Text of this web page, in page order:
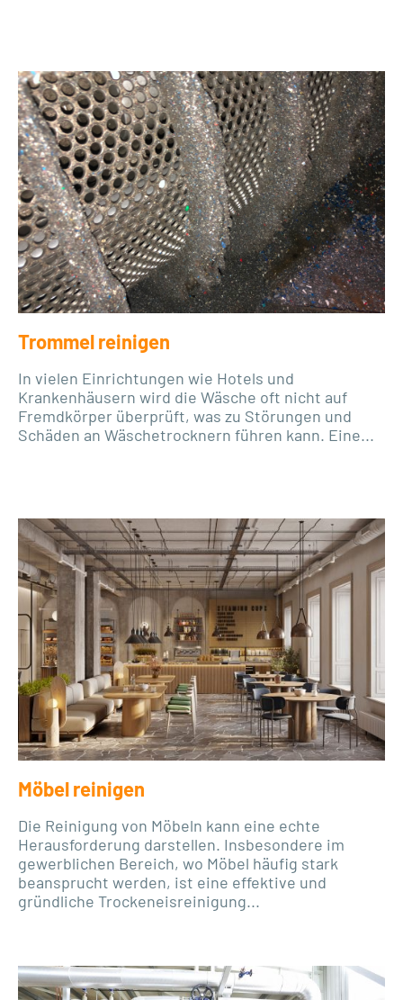
Trommel reinigen
In vielen Einrichtungen wie Hotels und
Krankenhäusern wird die Wäsche oft nicht auf
Fremdkörper überprüft, was zu Störungen und
Schäden an Wäschetrocknern führen kann. Eine...
Möbel reinigen
Die Reinigung von Möbeln kann eine echte
Herausforderung darstellen. Insbesondere im
gewerblichen Bereich, wo Möbel häufig stark
beansprucht werden, ist eine effektive und
gründliche Trockeneisreinigung...